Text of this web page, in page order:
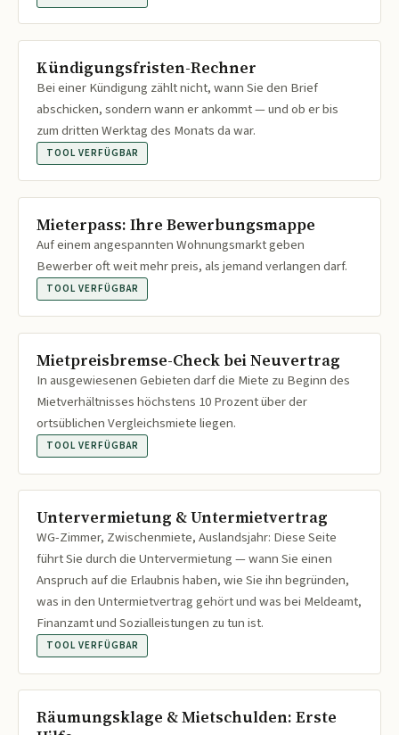
Kündigungsfristen-Rechner
Bei einer Kündigung zählt nicht, wann Sie den Brief
abschicken, sondern wann er ankommt — und ob er bis
zum dritten Werktag des Monats da war.
TOOL VERFÜGBAR
Mieterpass: Ihre Bewerbungsmappe
Auf einem angespannten Wohnungsmarkt geben
Bewerber oft weit mehr preis, als jemand verlangen darf.
TOOL VERFÜGBAR
Mietpreisbremse-Check bei Neuvertrag
In ausgewiesenen Gebieten darf die Miete zu Beginn des
Mietverhältnisses höchstens 10 Prozent über der
ortsüblichen Vergleichsmiete liegen.
TOOL VERFÜGBAR
Untervermietung & Untermietvertrag
WG-Zimmer, Zwischenmiete, Auslandsjahr: Diese Seite
führt Sie durch die Untervermietung — wann Sie einen
Anspruch auf die Erlaubnis haben, wie Sie ihn begründen,
was in den Untermietvertrag gehört und was bei Meldeamt,
Finanzamt und Sozialleistungen zu tun ist.
TOOL VERFÜGBAR
Räumungsklage & Mietschulden: Erste